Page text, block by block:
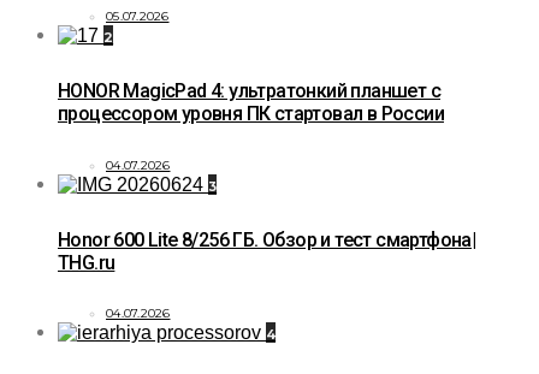
05.07.2026
2
HONOR MagicPad 4: ультратонкий планшет с
процессором уровня ПК стартовал в России
04.07.2026
3
Honor 600 Lite 8/256 ГБ. Обзор и тест смартфона|
THG.ru
04.07.2026
4